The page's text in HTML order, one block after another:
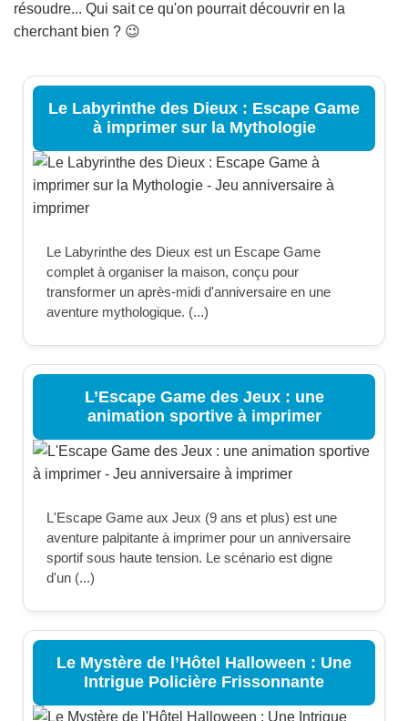
résoudre... Qui sait ce qu'on pourrait découvrir en la
cherchant bien ? 😉
Le Labyrinthe des Dieux : Escape Game
à imprimer sur la Mythologie
Le Labyrinthe des Dieux est un Escape Game
complet à organiser la maison, conçu pour
transformer un après-midi d'anniversaire en une
aventure mythologique. (...)
L’Escape Game des Jeux : une
animation sportive à imprimer
L'Escape Game aux Jeux (9 ans et plus) est une
aventure palpitante à imprimer pour un anniversaire
sportif sous haute tension. Le scénario est digne
d'un (...)
Le Mystère de l’Hôtel Halloween : Une
Intrigue Policière Frissonnante